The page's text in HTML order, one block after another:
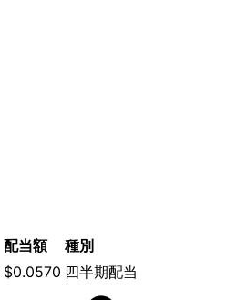
配当額
種別
$0.0570 四半期配当